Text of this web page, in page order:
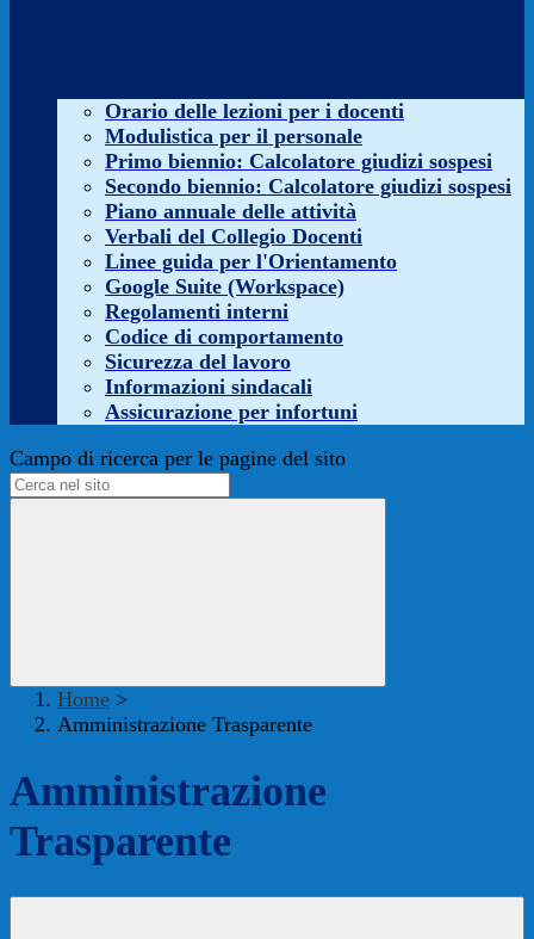
Orario delle lezioni per i docenti
Modulistica per il personale
Primo biennio: Calcolatore giudizi sospesi
Secondo biennio: Calcolatore giudizi sospesi
Piano annuale delle attività
Verbali del Collegio Docenti
Linee guida per l'Orientamento
Google Suite (Workspace)
Regolamenti interni
Codice di comportamento
Sicurezza del lavoro
Informazioni sindacali
Assicurazione per infortuni
Campo di ricerca per le pagine del sito
Home >
Amministrazione Trasparente
Amministrazione
Trasparente